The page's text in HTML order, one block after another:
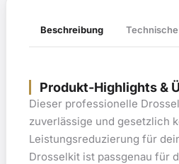
Beschreibung Technische
Produkt-Highlights &
Dieser professionelle
zuverlässige und gesetzlich
Leistungsreduzierung für
Drosselkit ist passgenau für